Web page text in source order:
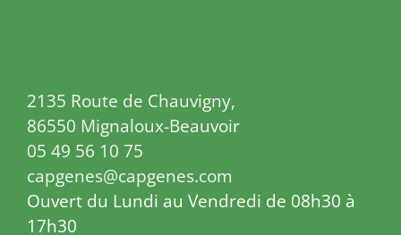
2135 Route de Chauvigny,
86550 Mignaloux-Beauvoir
05 49 56 10 75
capgenes@capgenes.com
Ouvert du Lundi au Vendredi de 08h30 à
17h30